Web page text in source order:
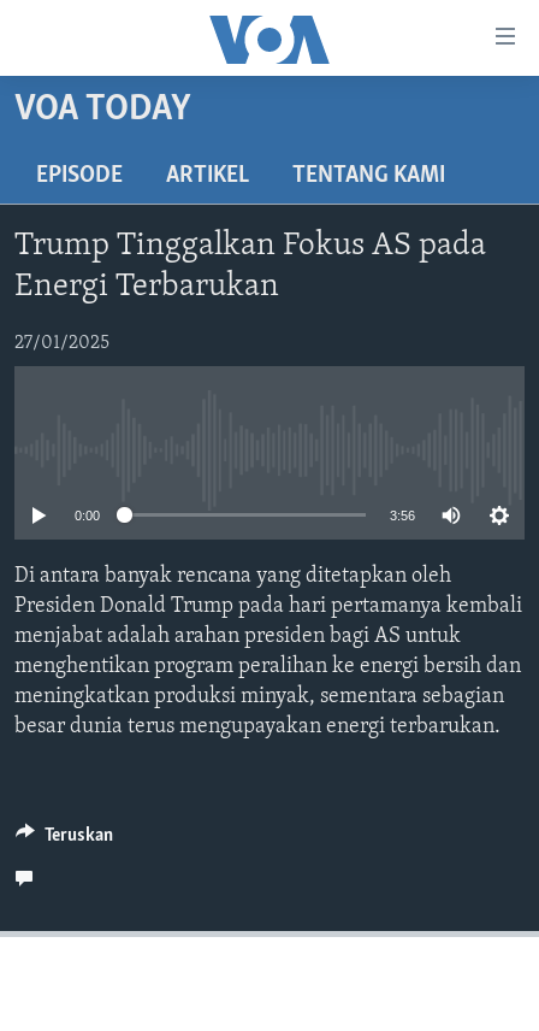
Akses
Utama
Lanjut
ke
Utama
DUNIA
POLYGRAPH
DAFTAR PROGRAM
Learning English
Bahasa-bahasa
VOA TODAY
EPISODE ARTIKEL TENTANG KAMI
Trump Tinggalkan Fokus AS pada
Energi Terbarukan
27/01/2025
0:00 3:56
Di antara banyak rencana yang ditetapkan oleh
Presiden Donald Trump pada hari pertamanya kembali
menjabat adalah arahan presiden bagi AS untuk
menghentikan program peralihan ke energi bersih dan
meningkatkan produksi minyak, sementara sebagian
besar dunia terus mengupayakan energi terbarukan.
Teruskan